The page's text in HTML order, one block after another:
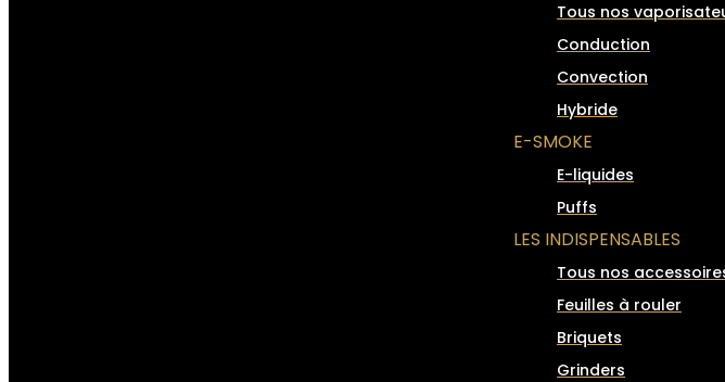
Tous nos
Conduction
Convection
Hybride
E-SMOKE
E-liquides
Puffs
LES INDISPENSABLES
Tous nos
Feuilles à rouler
Briquets
Grinders